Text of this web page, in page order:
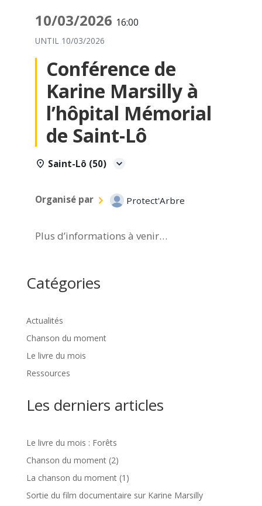
10/03/2026 16:00
UNTIL 10/03/2026
Conférence de
Karine Marsilly à
l’hôpital Mémorial
de Saint-Lô
Saint-Lô (50)
Organisé par Protect'Arbre
Plus d’informations à venir…
Catégories
Actualités
Chanson du moment
Le livre du mois
Ressources
Les derniers articles
Le livre du mois : Forêts
Chanson du moment (2)
La chanson du moment (1)
Sortie du film documentaire sur Karine Marsilly